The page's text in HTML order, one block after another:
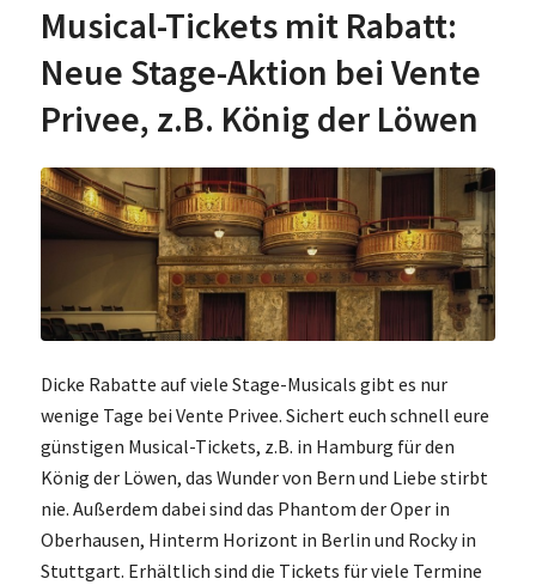
Musical-Tickets mit Rabatt:
Neue Stage-Aktion bei Vente
Privee, z.B. König der Löwen
Dicke Rabatte auf viele Stage-Musicals gibt es nur
wenige Tage bei Vente Privee. Sichert euch schnell eure
günstigen Musical-Tickets, z.B. in Hamburg für den
König der Löwen, das Wunder von Bern und Liebe stirbt
nie. Außerdem dabei sind das Phantom der Oper in
Oberhausen, Hinterm Horizont in Berlin und Rocky in
Stuttgart. Erhältlich sind die Tickets für viele Termine